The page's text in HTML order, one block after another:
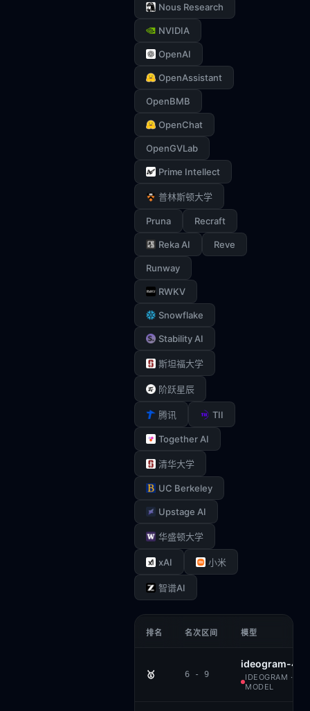
Nous Research
NVIDIA
OpenAI
OpenAssistant
OpenBMB
OpenChat
OpenGVLab
Prime Intellect
普林斯顿大学
Pruna Recraft
Reka AI Reve
Runway
RWKV
Snowflake
Stability AI
斯坦福大学
阶跃星辰
腾讯 TII
Together AI
清华大学
UC Berkeley
Upstage AI
华盛顿大学
xAI 小米
智谱AI
排名 名次区间 模型
🥇 6 - 9
ideogram-
IDEOGRAM ·
MODEL